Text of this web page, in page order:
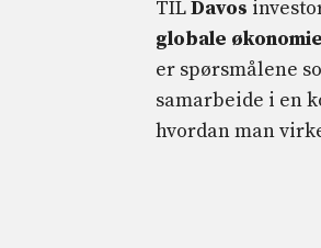
TILDavos
globale
er spørsmålene
samarbeide i en
hvordan man